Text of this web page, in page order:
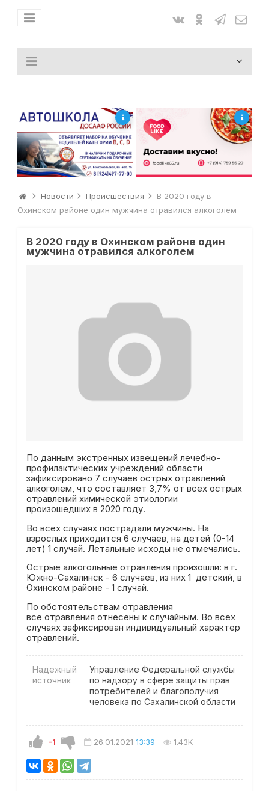
Новости Происшествия
В 2020 году в
Охинском районе один мужчина отравился алкоголем
В 2020 году в Охинском районе один
мужчина отравился алкоголем
По данным экстренных извещений лечебно-
профилактических учреждений области
зафиксировано 7 случаев острых отравлений
алкоголем, что составляет 3,7% от всех острых
отравлений химической этиологии
произошедших в 2020 году.
Во всех случаях пострадали мужчины. На
взрослых приходится 6 случаев, на детей (0-14
лет) 1 случай. Летальные исходы не отмечались.
Острые алкогольные отравления произошли: в г.
Южно-Сахалинск - 6 случаев, из них 1 детский, в
Охинском районе - 1 случай.
По обстоятельствам отравления
все отравления отнесены к случайным. Во всех
случаях зафиксирован индивидуальный характер
отравлений.
Надежный
источник
Управление Федеральной службы
по надзору в сфере защиты прав
потребителей и благополучия
человека по Сахалинской области
-1 26.01.2021 13:39 1.43K